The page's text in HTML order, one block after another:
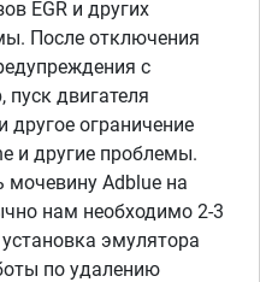
EGR и других
После отключения
с
двигателя
другое ограничение
и другие проблемы.
Adblue на
нам необходимо 2-3
эмулятора
по удалению